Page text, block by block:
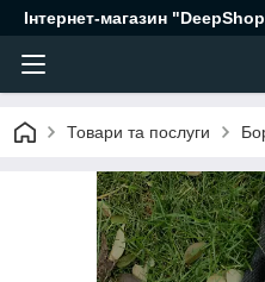
Інтернет-магазин
Товари та послуги